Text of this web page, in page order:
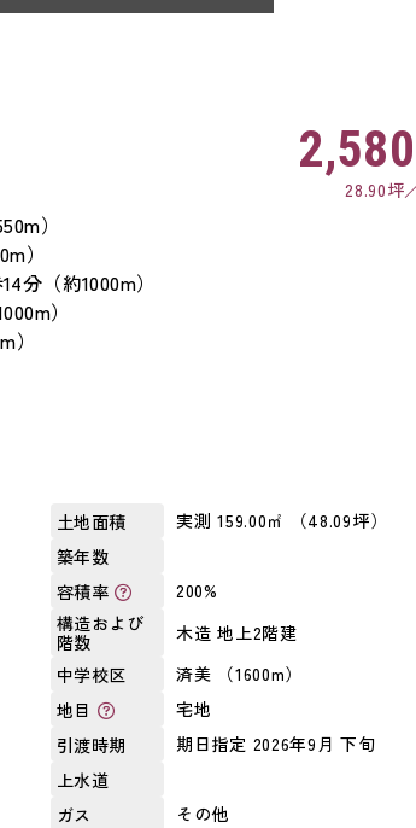
2,580
28.90坪
）
）
分（約1000m）
）
土地面積
実測 159.00㎡ （48.09坪）
築年数
容積率
200%
構造および
階数
木造 地上2階建
中学校区
済美 （1600m）
地目
宅地
引渡時期
期日指定 2026年9月 下旬
上水道
ガス
その他